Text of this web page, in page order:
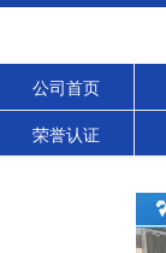
公司首页
荣誉认证